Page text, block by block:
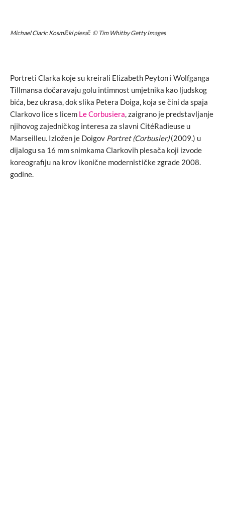
Michael Clark: Kosmički plesač © Tim Whitby Getty Images
Portreti Clarka koje su kreirali Elizabeth Peyton i Wolfganga
Tillmansa dočaravaju golu intimnost umjetnika kao ljudskog
bića, bez ukrasa, dok slika Petera Doiga, koja se čini da spaja
Clarkovo lice s licem Le Corbusiera, zaigrano je predstavljanje
njihovog zajedničkog interesa za slavni CitéRadieuse u
Marseilleu. Izložen je Doigov Portret (Corbusier)(2009.) u
dijalogu sa 16 mm snimkama Clarkovih plesača koji izvode
koreografiju na krov ikonične modernističke zgrade 2008.
godine.